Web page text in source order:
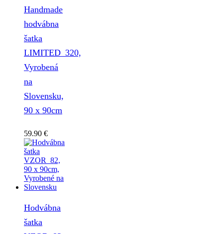
Handmade
hodvábna
šatka
LIMITED_320,
Vyrobená
na
Slovensku,
90 x 90cm
59.90 €
Hodvábna
šatka